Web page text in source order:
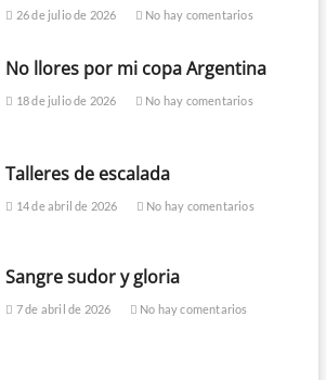
26 de julio de 2026 No hay comentarios
No llores por mi copa Argentina
18 de julio de 2026 No hay comentarios
Talleres de escalada
14 de abril de 2026 No hay comentarios
Sangre sudor y gloria
7 de abril de 2026 No hay comentarios